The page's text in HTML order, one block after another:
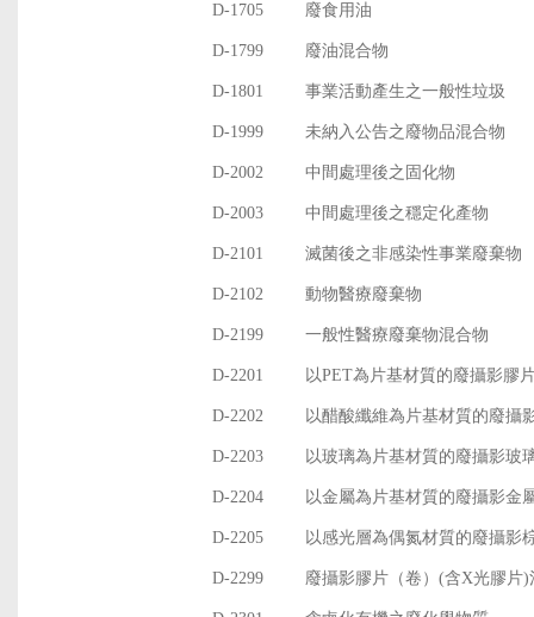
D-1705 廢食用油
D-1799 廢油混合物
D-1801 事業活動產生之一般性垃圾
D-1999 未納入公告之廢物品混合物
D-2002 中間處理後之固化物
D-2003 中間處理後之穩定化產物
D-2101 滅菌後之非感染性事業廢棄物
D-2102 動物醫療廢棄物
D-2199 一般性醫療廢棄物混合物
D-2201 以PET為片基材質的廢攝影膠
D-2202 以醋酸纖維為片基材質的廢攝
D-2203 以玻璃為片基材質的廢攝影玻
D-2204 以金屬為片基材質的廢攝影金
D-2205 以感光層為偶氮材質的廢攝影
D-2299 廢攝影膠片（卷）(含X光膠片)